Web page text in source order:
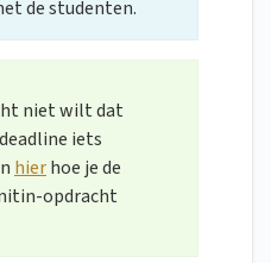
de studenten.
niet wilt dat
iets
hierhoe je de
opdracht